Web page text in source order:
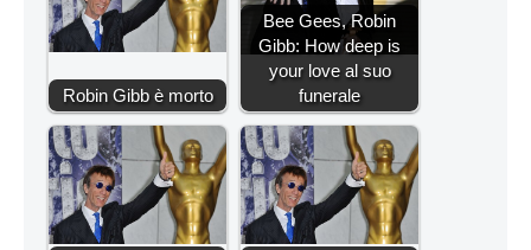
Robin Gibb è morto
Bee Gees, Robin
Gibb: How deep is
your love al suo
funerale